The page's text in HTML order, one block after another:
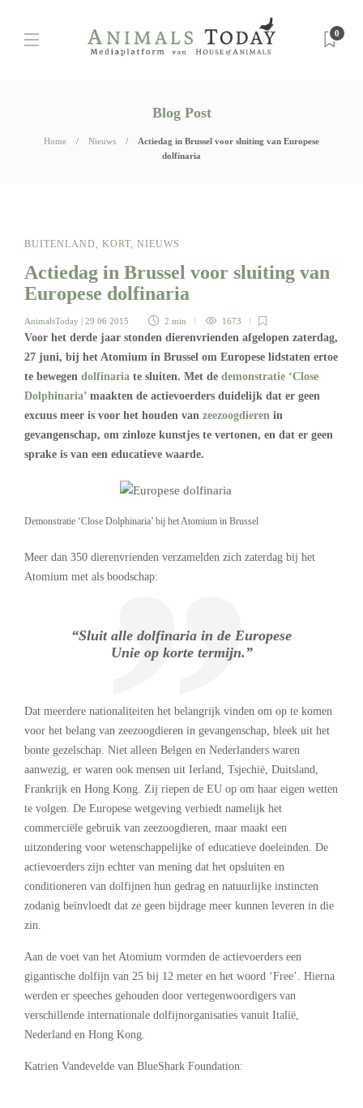
0
Blog Post
Home Nieuws
Actiedag in Brussel voor sluiting van Europese
dolfinaria
BUITENLAND, KORT, NIEUWS
Actiedag in Brussel voor sluiting van
Europese dolfinaria
AnimalsToday | 29 06 2015 2 min 1673
Voor het derde jaar stonden dierenvrienden afgelopen zaterdag,
27 juni, bij het Atomium in Brussel om Europese lidstaten ertoe
te bewegen dolfinaria te sluiten. Met de demonstratie ‘Close
Dolphinaria’ maakten de actievoerders duidelijk dat er geen
excuus meer is voor het houden van zeezoogdieren in
gevangenschap, om zinloze kunstjes te vertonen, en dat er geen
sprake is van een educatieve waarde.
Demonstratie ‘Close Dolphinaria’ bij het Atomium in Brussel
Meer dan 350 dierenvrienden verzamelden zich zaterdag bij het
Atomium met als boodschap:
“Sluit alle dolfinaria in de Europese
Unie op korte termijn.”
Dat meerdere nationaliteiten het belangrijk vinden om op te komen
voor het belang van zeezoogdieren in gevangenschap, bleek uit het
bonte gezelschap. Niet alleen Belgen en Nederlanders waren
aanwezig, er waren ook mensen uit Ierland, Tsjechië, Duitsland,
Frankrijk en Hong Kong. Zij riepen de EU op om haar eigen wetten
te volgen. De Europese wetgeving verbiedt namelijk het
commerciële gebruik van zeezoogdieren, maar maakt een
uitzondering voor wetenschappelijke of educatieve doeleinden. De
actievoerders zijn echter van mening dat het opsluiten en
conditioneren van dolfijnen hun gedrag en natuurlijke instincten
zodanig beïnvloedt dat ze geen bijdrage meer kunnen leveren in die
zin.
Aan de voet van het Atomium vormden de actievoerders een
gigantische dolfijn van 25 bij 12 meter en het woord ‘Free’. Hierna
werden er speeches gehouden door vertegenwoordigers van
verschillende internationale dolfijnorganisaties vanuit Italië,
Nederland en Hong Kong.
Katrien Vandevelde van BlueShark Foundation: